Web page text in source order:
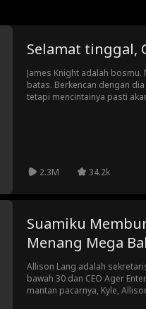
Selamat tinggal,
James Knight adalah
batas. Berkencan dengan
tetapi mencintainya pasti
2.3M 34.2k
Suamiku
Menang Mega
Allison Lang adalah
bawah 30 dan CEO Ager
mantan pacarnya, Kyle,